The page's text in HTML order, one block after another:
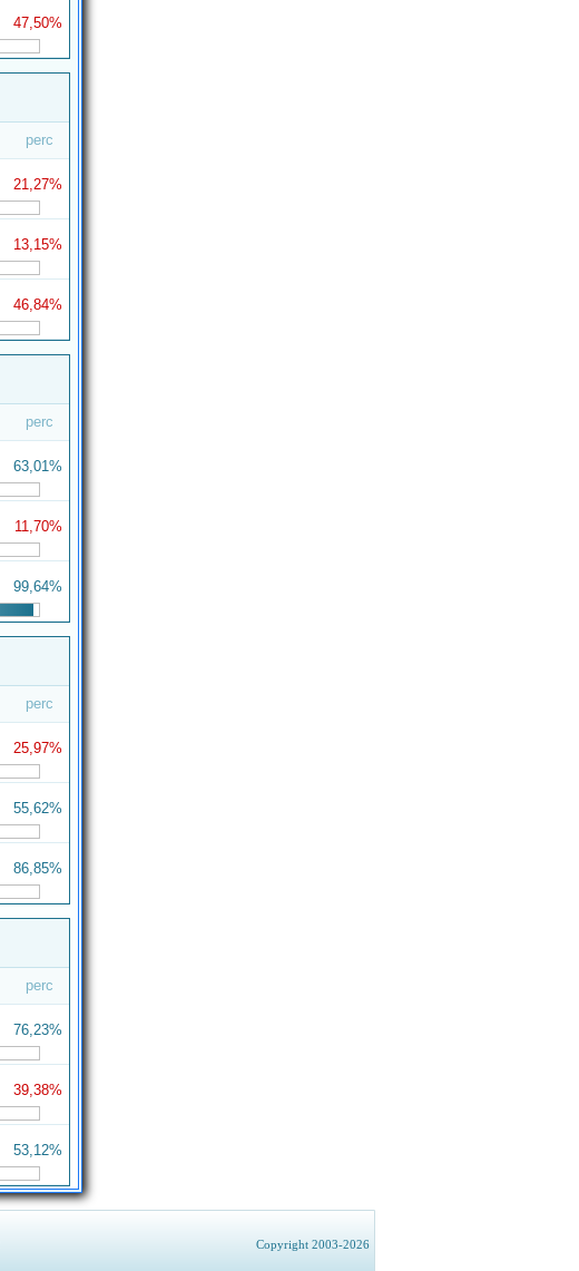
47,50%
perc
21,27%
13,15%
46,84%
perc
63,01%
11,70%
99,64%
perc
25,97%
55,62%
86,85%
perc
76,23%
39,38%
53,12%
Copyright 2003-2026